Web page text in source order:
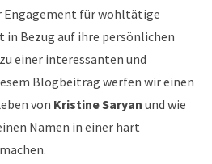
Engagement für wohltätige
in Bezug auf ihre persönlichen
einer interessanten und
Blogbeitrag werfen wir einen
von Kristine Saryan und wie
Namen in einer hart